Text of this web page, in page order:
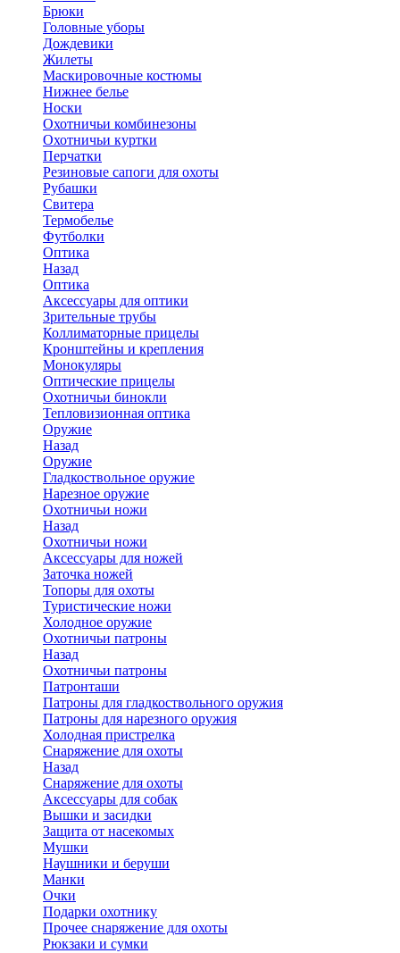
Брюки
Головные уборы
Дождевики
Жилеты
Маскировочные костюмы
Нижнее белье
Носки
Охотничьи комбинезоны
Охотничьи куртки
Перчатки
Резиновые сапоги для охоты
Рубашки
Свитера
Термобелье
Футболки
Оптика
Назад
Оптика
Аксессуары для оптики
Зрительные трубы
Коллиматорные прицелы
Кронштейны и крепления
Монокуляры
Оптические прицелы
Охотничьи бинокли
Тепловизионная оптика
Оружие
Назад
Оружие
Гладкоствольное оружие
Нарезное оружие
Охотничьи ножи
Назад
Охотничьи ножи
Аксессуары для ножей
Заточка ножей
Топоры для охоты
Туристические ножи
Холодное оружие
Охотничьи патроны
Назад
Охотничьи патроны
Патронташи
Патроны для гладкоствольного оружия
Патроны для нарезного оружия
Холодная пристрелка
Снаряжение для охоты
Назад
Снаряжение для охоты
Аксессуары для собак
Вышки и засидки
Защита от насекомых
Мушки
Наушники и беруши
Манки
Очки
Подарки охотнику
Прочее снаряжение для охоты
Рюкзаки и сумки